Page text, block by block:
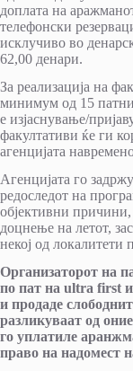
доплата на
телефонски
исклучиво во
62,00 денари.
За реализација на
минимум од 15
е изјаснување/
факултативи ќе ги
агенцијата
Агенцијата го
редоследот на
објективни причини,
доцнење на летот,
некој од локалитети
Организаторот на
по пат на ultra first
и продаде
разликуваат од
го уплатиле
право на надомест